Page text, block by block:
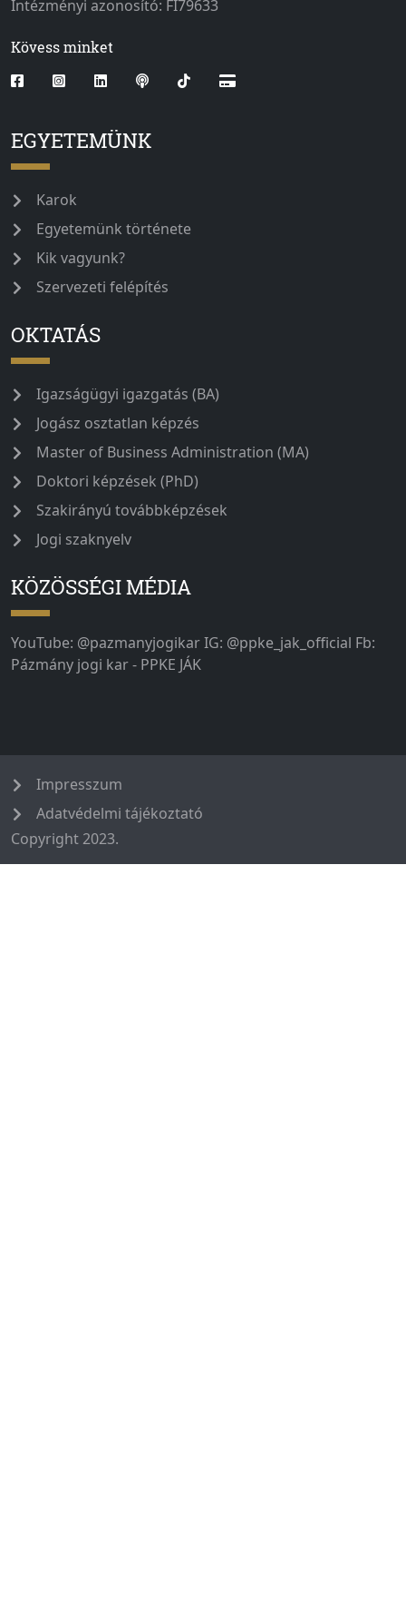
Intézményi azonosító: FI79633
Kövess minket
EGYETEMÜNK
Karok
Egyetemünk története
Kik vagyunk?
Szervezeti felépítés
OKTATÁS
Igazságügyi igazgatás (BA)
Jogász osztatlan képzés
Master of Business Administration (MA)
Doktori képzések (PhD)
Szakirányú továbbképzések
Jogi szaknyelv
KÖZÖSSÉGI MÉDIA
YouTube: @pazmanyjogikar IG: @ppke_jak_official Fb:
Pázmány jogi kar - PPKE JÁK
Impresszum
Adatvédelmi tájékoztató
Copyright 2023.